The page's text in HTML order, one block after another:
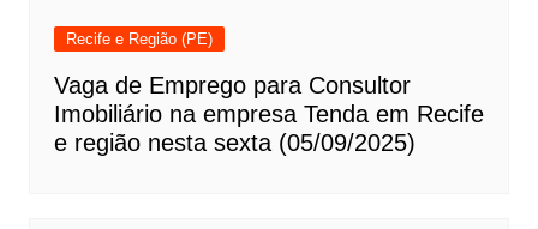
Recife e Região (PE)
Vaga de Emprego para Consultor
Imobiliário na empresa Tenda em Recife
e região nesta sexta (05/09/2025)